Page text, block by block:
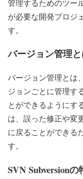
管理するためのツー
が必要な開発プロジ
す。
バージョン管理と
バージョン管理とは
ジョンごとに管理す
とができるようにす
は、誤った修正や変
に戻ることができる
す。
SVN Subversionの